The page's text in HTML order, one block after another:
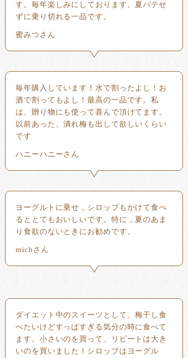
す。毎年楽しみにしております。夏バテせ
ずに乗り切れる一品です。
蜜みつさん
毎年購入しています！水で割ったよし！お
酒で割ってもよし！最高の一品です。私
は、贈り物にも使って喜んで頂けてます。
以前あった、潰れ梅も出して欲しいくらい
です
ハニーハニーさん
ヨーグルトに乗せ，シロップもかけて食べ
るととてもおいしいです。特に，夏のあま
り食欲のないときにお勧めです。
michさん
ダイエット中のスイーツとして、梅干し食
べたいけどすっぱすぎる気分の時に食べて
ます。小さいのを買って、リピートは大き
いのを買いました！シロップはヨーグル